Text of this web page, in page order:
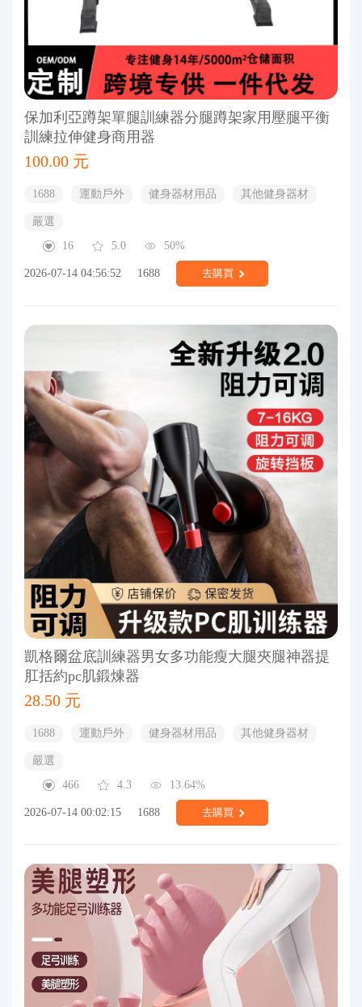
保加利亞蹲架單腿訓練器分腿蹲架家用壓腿平衡
訓練拉伸健身商用器
100.00 元
1688 運動戶外 健身器材用品 其他健身器材
嚴選
16
5.0 50%
2026-07-14 04:56:52 1688 去購買
凱格爾盆底訓練器男女多功能瘦大腿夾腿神器提
肛括約pc肌鍛煉器
28.50 元
1688 運動戶外 健身器材用品 其他健身器材
嚴選
466
4.3 13.64%
2026-07-14 00:02:15 1688 去購買